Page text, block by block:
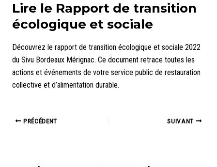
Lire le Rapport de transition
écologique et sociale
Découvrez le rapport de transition écologique et sociale 2022
du Sivu Bordeaux Mérignac. Ce document retrace toutes les
actions et événements de votre service public de restauration
collective et d’alimentation durable.
NavigationPRÉCÉDENT SUIVANT